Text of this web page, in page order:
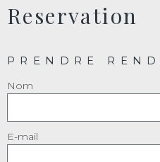
Reservation
PRENDRE
Nom
E-mail